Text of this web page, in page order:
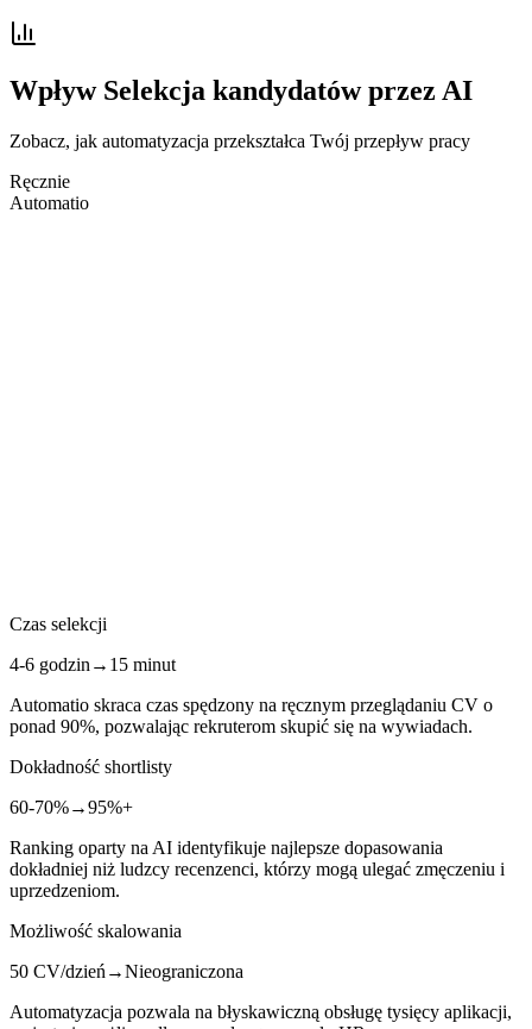
Wpływ Selekcja kandydatów przez AI
Zobacz, jak automatyzacja przekształca Twój przepływ pracy
Ręcznie
Automatio
Czas selekcji
4-6 godzin → 15 minut
Automatio skraca czas spędzony na ręcznym przeglądaniu CV o
ponad 90%, pozwalając rekruterom skupić się na wywiadach.
Dokładność shortlisty
60-70%→95%+
Ranking oparty na AI identyfikuje najlepsze dopasowania
dokładniej niż ludzcy recenzenci, którzy mogą ulegać zmęczeniu i
uprzedzeniom.
Możliwość skalowania
50 CV/dzień →Nieograniczona
Automatyzacja pozwala na błyskawiczną obsługę tysięcy aplikacji,